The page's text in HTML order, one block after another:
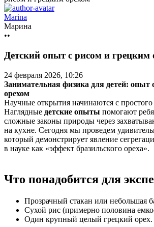
Marina
Марина
••
Детский опыт с рисом и грецким
24 февраля 2026, 10:26
Занимательная физика для детей: опыт
орехом
Научные открытия начинаются с
Наглядные детские опыты помогают
сложные законы природы через
на кухне. Сегодня мы проведем
который демонстрирует явление
в науке как «эффект бразильского ореха».
Что понадобится для
Прозрачный стакан или небольшая
Сухой рис (примерно половина
Один крупный целый грецкий орех.